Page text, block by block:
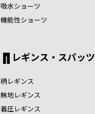
吸水ショーツ
機能性ショーツ
レギンス・スパッツ
柄レギンス
無地レギンス
着圧レギンス